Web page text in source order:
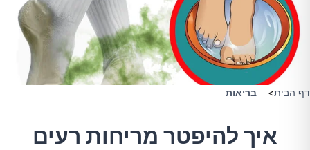
דף הבית> בריאות
איך להיפטר מריחות רעים